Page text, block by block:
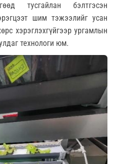
тусгайлан бэлтгэсэн
шим тэжээлийг усан
хэрэглэхгүйгээр ургамлын
технологи юм.